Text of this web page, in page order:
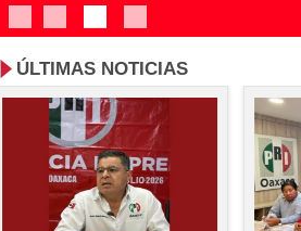
ÚLTIMAS NOTICIAS